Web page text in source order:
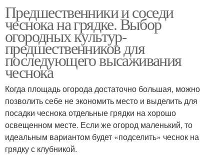
Предшественники и соседи
чеснока на грядке. Выбор
огородных культур-
предшественников для
последующего высаживания
чеснока
Когда площадь огорода достаточно большая, можно
позволить себе не экономить место и выделить для
посадки чеснока отдельные грядки на хорошо
освещенном месте. Если же огород маленький, то
идеальным вариантом будет «подселить» чеснок на
грядку с клубникой.